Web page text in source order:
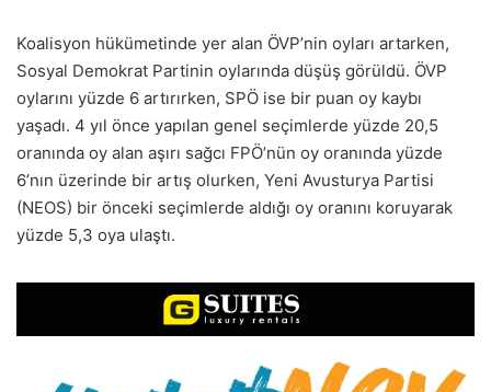
Koalisyon hükümetinde yer alan ÖVP’nin oyları artarken,
Sosyal Demokrat Partinin oylarında düşüş görüldü. ÖVP
oylarını yüzde 6 artırırken, SPÖ ise bir puan oy kaybı
yaşadı. 4 yıl önce yapılan genel seçimlerde yüzde 20,5
oranında oy alan aşırı sağcı FPÖ’nün oy oranında yüzde
6’nın üzerinde bir artış olurken, Yeni Avusturya Partisi
(NEOS) bir önceki seçimlerde aldığı oy oranını koruyarak
yüzde 5,3 oya ulaştı.